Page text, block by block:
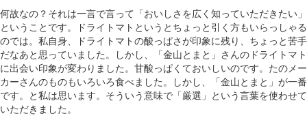
何故なの？それは一言で言って「おいしさを広く知っていただきたい」
ということです。ドライトマトというとちょっと引く方もいらっしゃる
のでは。私自身、ドライトマトの酸っぱさが印象に残り、ちょっと苦手
だなあと思っていました。しかし、「金山とまと」さんのドライトマト
に出会い印象が変わりました。甘酸っぱくておいしいのです。たのメー
カーさんのものもいろいろ食べました。しかし、「金山とまと」が一番
です。と私は思います。そういう意味で「厳選」という言葉を使わせて
いただきました。